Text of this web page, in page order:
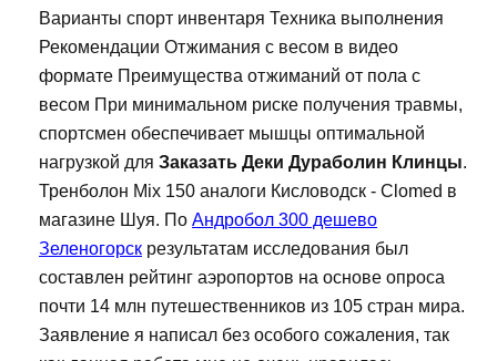
Варианты спорт инвентаря Техника выполнения
Рекомендации Отжимания с весом в видео
формате Преимущества отжиманий от пола с
весом При минимальном риске получения травмы,
спортсмен обеспечивает мышцы оптимальной
нагрузкой для Заказать Деки Дураболин Клинцы.
Тренболон Mix 150 аналоги Кисловодск - Clomed в
магазине Шуя. По Андробол 300 дешево
Зеленогорск результатам исследования был
составлен рейтинг аэропортов на основе опроса
почти 14 млн путешественников из 105 стран мира.
Заявление я написал без особого сожаления, так